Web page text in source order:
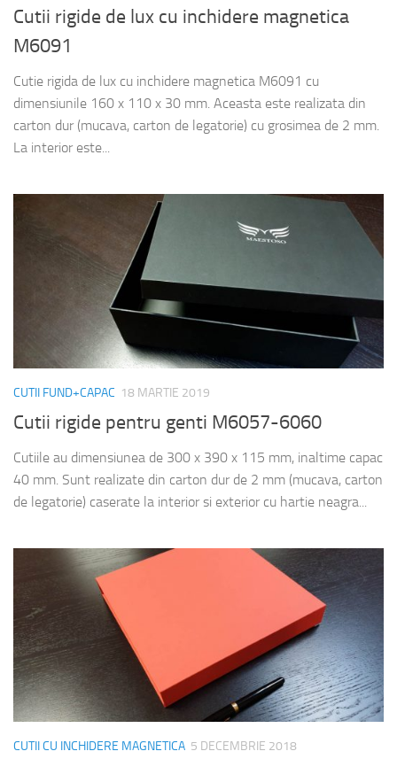
Cutii rigide de lux cu inchidere magnetica
M6091
Cutie rigida de lux cu inchidere magnetica M6091 cu
dimensiunile 160 x 110 x 30 mm. Aceasta este realizata din
carton dur (mucava, carton de legatorie) cu grosimea de 2 mm.
La interior este...
CUTII FUND+CAPAC 18 MARTIE 2019
Cutii rigide pentru genti M6057-6060
Cutiile au dimensiunea de 300 x 390 x 115 mm, inaltime capac
40 mm. Sunt realizate din carton dur de 2 mm (mucava, carton
de legatorie) caserate la interior si exterior cu hartie neagra...
CUTII CU INCHIDERE MAGNETICA 5 DECEMBRIE 2018